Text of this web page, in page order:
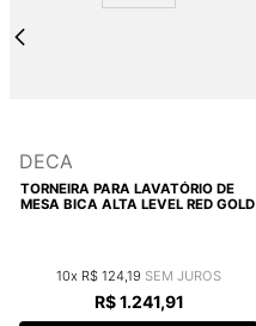
DECA
TORNEIRA PARA LAVATÓRIO DE
MESA BICA ALTA LEVEL RED GOLD
10 R$ 12419
R$ 1.241,91